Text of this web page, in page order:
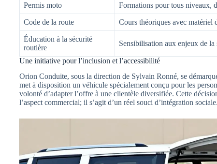
Permis moto Formations pour tous niveaux,
Code de la route Cours théoriques avec matériel
Éducation à la sécurité
routière
Sensibilisation aux enjeux de la
Une initiative pour l’inclusion et l’accessibilité
Orion Conduite, sous la direction de Sylvain Ronné, se
met à disposition un véhicule spécialement conçu pour les
volonté d’adapter l’offre à une clientèle diversifiée. Cette
l’aspect commercial; il s’agit d’un réel souci d’intégration sociale.